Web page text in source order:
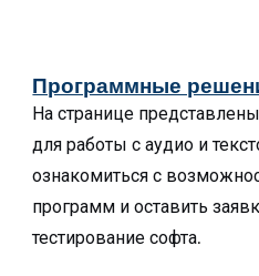
Программные
На странице
для работы с аудио и
ознакомиться с
программ и оставить
тестирование софта.